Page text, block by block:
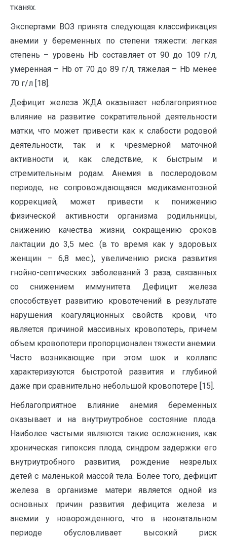
тканях.
Экспертами ВОЗ принята следующая классификация
анемии у беременных по степени тяжести: легкая
степень – уровень Hb составляет от 90 до 109 г/л,
умеренная – Hb от 70 до 89 г/л, тяжелая – Hb менее
70 г/л [18].
Дефицит железа ЖДА оказывает неблагоприятное
влияние на развитие сократительной деятельности
матки, что может привести как к слабости родовой
деятельности, так и к чрезмерной маточной
активности и, как следствие, к быстрым и
стремительным родам. Анемия в послеродовом
периоде, не сопровождающаяся медикаментозной
коррекцией, может привести к понижению
физической активности организма родильницы,
снижению качества жизни, сокращению сроков
лактации до 3,5 мес. (в то время как у здоровых
женщин – 6,8 мес.), увеличению риска развития
гнойно-септических заболеваний 3 раза, связанных
со снижением иммунитета. Дефицит железа
способствует развитию кровотечений в результате
нарушения коагуляционных свойств крови, что
является причиной массивных кровопотерь, причем
объем кровопотери пропорционален тяжести анемии.
Часто возникающие при этом шок и коллапс
характеризуются быстротой развития и глубиной
даже при сравнительно небольшой кровопотере [15].
Неблагоприятное влияние анемия беременных
оказывает и на внутриутробное состояние плода.
Наиболее частыми являются такие осложнения, как
хроническая гипоксия плода, синдром задержки его
внутриутробного развития, рождение незрелых
детей с маленькой массой тела. Более того, дефицит
железа в организме матери является одной из
основных причин развития дефицита железа и
анемии у новорожденного, что в неонатальном
периоде обусловливает высокий риск